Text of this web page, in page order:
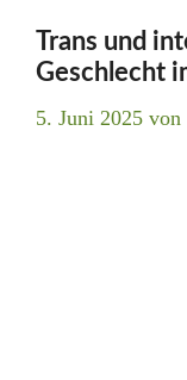
Trans und
Geschlecht
5. Juni 2025 von